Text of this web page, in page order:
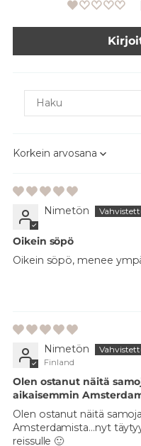
Sort by
Nimetön
Oikein söpö
Oikein söpö, menee
Nimetön
Finland
Olen ostanut näitä
aikaisemmin
Olen ostanut näitä
Amsterdamista...nyt
reissulle 🙂